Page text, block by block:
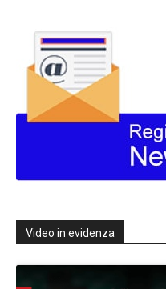
Video in evidenza